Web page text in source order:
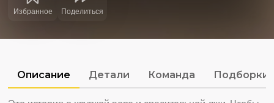
Избранное Поделиться
Описание Детали Команда Подборки